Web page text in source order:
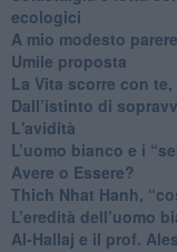
ecologici
​A mio modesto
​Umile proposta
​La Vita scorre con
​Dall’istinto di
L'avidità
​L’uomo bianco e i
​Avere o Essere?
​Thich Nhat Hanh,
​L’eredità dell’uomo
Al-Hallaj e il prof.